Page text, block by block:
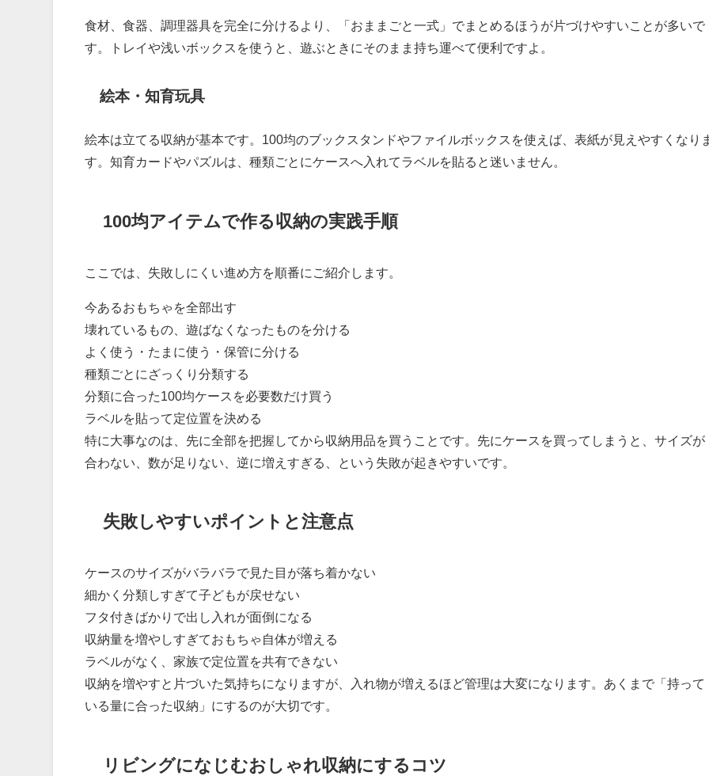
食材、食器、調理器具を完全に分けるより、「おままごと一式」でまとめるほうが片づけやすいことが多いで
す。トレイや浅いボックスを使うと、遊ぶときにそのまま持ち運べて便利ですよ。
絵本・知育玩具
絵本は立てる収納が基本です。100均のブックスタンドやファイルボックスを使えば、表紙が見えやすくなり
す。知育カードやパズルは、種類ごとにケースへ入れてラベルを貼ると迷いません。
100均アイテムで作る収納の実践手順
ここでは、失敗しにくい進め方を順番にご紹介します。
今あるおもちゃを全部出す
壊れているもの、遊ばなくなったものを分ける
よく使う・たまに使う・保管に分ける
種類ごとにざっくり分類する
分類に合った100均ケースを必要数だけ買う
ラベルを貼って定位置を決める
特に大事なのは、先に全部を把握してから収納用品を買うことです。先にケースを買ってしまうと、サイズが
合わない、数が足りない、逆に増えすぎる、という失敗が起きやすいです。
失敗しやすいポイントと注意点
ケースのサイズがバラバラで見た目が落ち着かない
細かく分類しすぎて子どもが戻せない
フタ付きばかりで出し入れが面倒になる
収納量を増やしすぎておもちゃ自体が増える
ラベルがなく、家族で定位置を共有できない
収納を増やすと片づいた気持ちになりますが、入れ物が増えるほど管理は大変になります。あくまで「持って
いる量に合った収納」にするのが大切です。
リビングになじむおしゃれ収納にするコツ